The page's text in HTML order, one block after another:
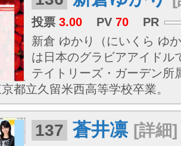
投票 3.00 PV 70
PR
新倉 ゆかり（にいくら ゆ
は日本のグラビアアイドル
テイトリーズ・ガーデン所
都立久留米西高等学校卒業。
137 蒼井凛 [詳細]